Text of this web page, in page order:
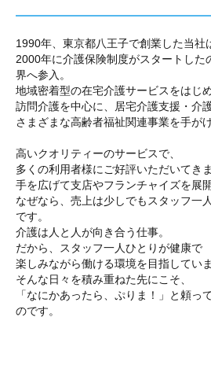
1990年、東京都八王子で創業した当社
2000年に介護保険制度がスタートした
界へ参入。
地域密着型の在宅介護サービスをはじ
訪問介護を中心に、居宅介護支援・介
さまざまな高齢者福祉関連事業を手が
高いクオリティーのサービスで、
多くの利用者様にご好評いただいてき
手を広げて支店やフランチャイズを展
なぜなら、売上は少しでもスタッフ一
です。
介護は人と人が向き合う仕事。
だから、スタッフ一人ひとりが健康で
楽しみながら働ける環境を目指していま
そんな日々を積み重ねた先にこそ、
「なにかあったら、ぷりま！」と頼っ
のです。